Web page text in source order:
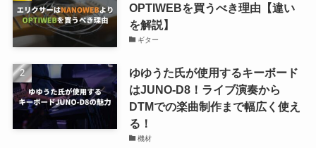
OPTIWEBを買うべき理由【違い
を解説】
ギター
ゆゆうた氏が使用するキーボード
はJUNO-D8！ライブ演奏から
DTMでの楽曲制作まで幅広く使え
る！
機材